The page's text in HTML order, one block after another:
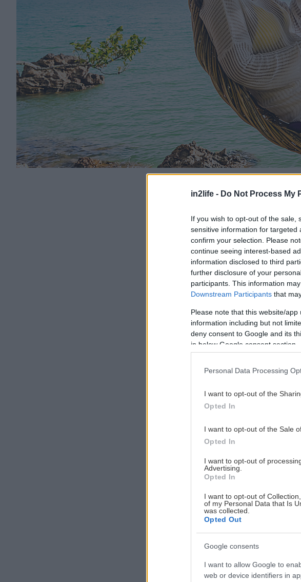
in2life - Do Not Process My
If you wish to opt-out of the sale,
sensitive information for targeted
confirm your selection. Please
continue seeing interest-based
information disclosed to third
further disclosure of your
participants. This information
Downstream Participants that
Please note that this website/
information including but not
deny consent to Google and its
in below Google consent section.
Personal Data Processing
I want to opt-out of the
Opted In
I want to opt-out of the Sale
Opted In
I want to opt-out of
Advertising.
Opted In
I want to opt-out of
of my Personal Data that Is
was collected.
Opted Out
Google consents
I want to allow Google to
web or device identifiers in
τ ου Γιώργου
Ένας
καρδιά της